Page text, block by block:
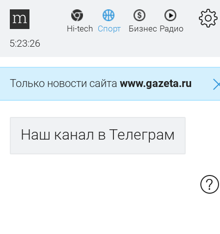
5:23:26
Hi-tech Спорт Бизнес Радио
Только новости сайта www.gazeta.ru
Наш канал в Телеграм